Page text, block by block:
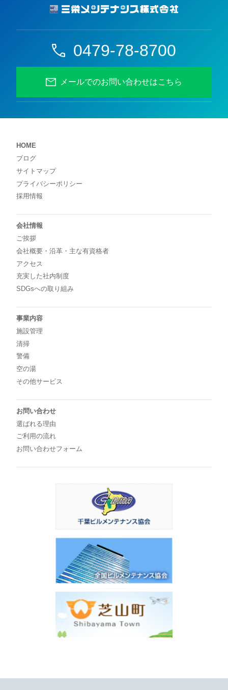
0479-78-8700
メールでのお問い合わせはこちら
HOME
ブログ
サイトマップ
プライバシーポリシー
採用情報
会社情報
ご挨拶
会社概要・沿革・主な有資格者
アクセス
充実した社内制度
SDGsへの取り組み
事業内容
施設管理
清掃
警備
空の湯
その他サービス
お問い合わせ
選ばれる理由
ご利用の流れ
お問い合わせフォーム